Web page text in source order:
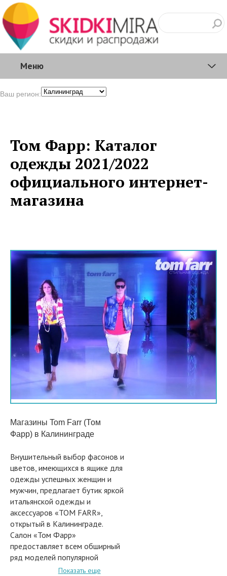
Меню
Ваш регион:
Том Фарр: Каталог
одежды 2021/2022
официального интернет-
магазина
Магазины Tom Farr (Том
Фарр) в Калининграде
Внушительный выбор фасонов и
цветов, имеющихся в ящике для
одежды успешных женщин и
мужчин, предлагает бутик яркой
итальянской одежды и
аксессуаров «TOM FARR»,
открытый в Калининграде.
Салон «Том Фарр»
предоставляет всем обширный
ряд моделей популярной
мужской и женской продукции и
Показать еще